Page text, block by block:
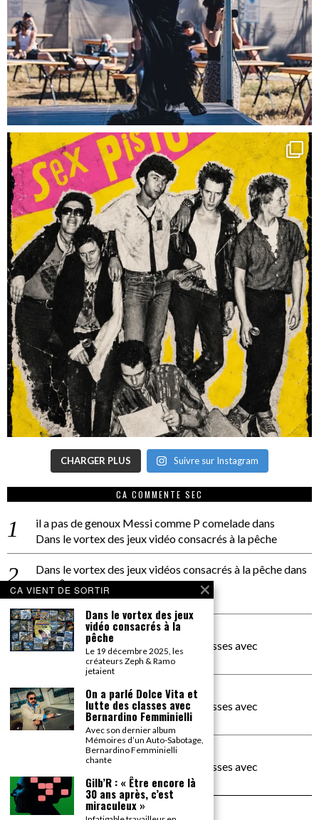
CHARGER PLUS Suivre sur Instagram
CA COMMENTE SEC
il a pas de genoux Messi comme P comeladedans
Dans le vortex des jeux vidéo consacrés à la pêche
Dans le vortex des jeux vidéos consacrés à la pêchedans
PACÔME THIELLEMENT
La séance d’Hip Gnose
La Patrie
dans
On a parlé Dolce Vita et lutte des classes avec
Bernardino Femminielli
carte noire negra à l'o tiededans
On a parlé Dolce Vita et lutte des classes avec
Bernardino Femminielli
moise et son mascarédans
On a parlé Dolce Vita et lutte des classes avec
Bernardino Femminielli
CA VIENT DE SORTIR
Dans le vortex des jeux
vidéo consacrés à la
pêche
Le 19 décembre 2025, les
créateurs Zeph & Ramo
jetaient
On a parlé Dolce Vita et
lutte des classes avec
Bernardino Femminielli
Avec son dernier album
Mémoires d’un Auto-Sabotage,
Bernardino Femminielli
chante
Gilb’R : « Être encore là
30 ans après, c’est
miraculeux »